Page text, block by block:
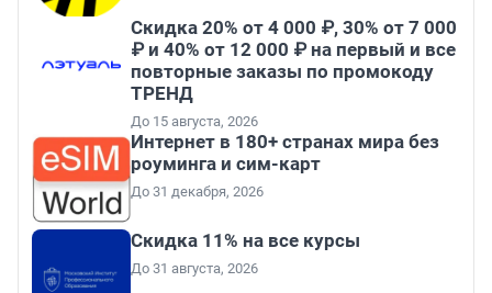
Скидка 20% от 4 000 ₽, 30% от 7 000
₽ и 40% от 12 000 ₽ на первый и все
повторные заказы по промокоду
ТРЕНД
До 15 августа, 2026
Интернет в 180+ странах мира без
роуминга и сим-карт
До 31 декабря, 2026
Скидка 11% на все курсы
До 31 августа, 2026